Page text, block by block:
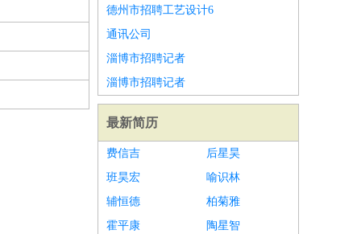
德州市招聘工艺设计6
通讯公司
淄博市招聘记者
淄博市招聘记者
最新简历
费信吉
后星昊
班昊宏
喻识林
辅恒德
柏菊雅
霍平康
陶星智